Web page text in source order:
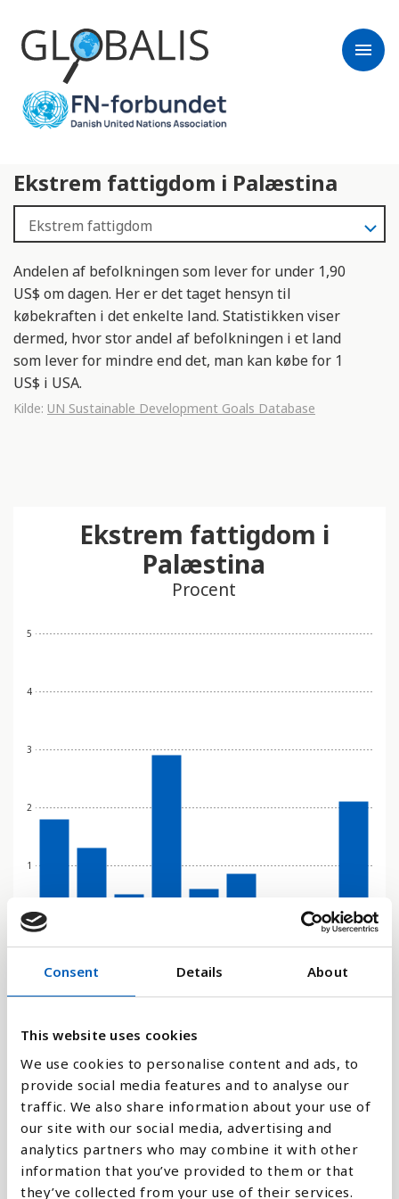
Consent Details About
This website uses cookies
We use cookies to personalise content and ads, to
provide social media features and to analyse our
traffic. We also share information about your use of
our site with our social media, advertising and
analytics partners who may combine it with other
information that you’ve provided to them or that
they’ve collected from your use of their services.
menu
Ekstrem fattigdom i Palæstina
Andelen af befolkningen som lever for under 1,90
US$ om dagen. Her er det taget hensyn til
købekraften i det enkelte land. Statistikken viser
dermed, hvor stor andel af befolkningen i et land
som lever for mindre end det, man kan købe for 1
US$ i USA.
Kilde: UN Sustainable Development Goals Database
0
1
2
3
4
5
2004 2016 2023
Ekstrem fattigdom i
Palæstina
Procent
Søjlediagram
Linje
Flade
Sammenligne med: